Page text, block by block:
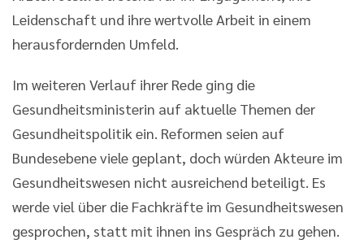
Leidenschaft und ihre wertvolle Arbeit in einem
herausfordernden Umfeld.
Im weiteren Verlauf ihrer Rede ging die
Gesundheitsministerin auf aktuelle Themen der
Gesundheitspolitik ein. Reformen seien auf
Bundesebene viele geplant, doch würden Akteure im
Gesundheitswesen nicht ausreichend beteiligt. Es
werde viel über die Fachkräfte im Gesundheitswesen
gesprochen, statt mit ihnen ins Gespräch zu gehen.